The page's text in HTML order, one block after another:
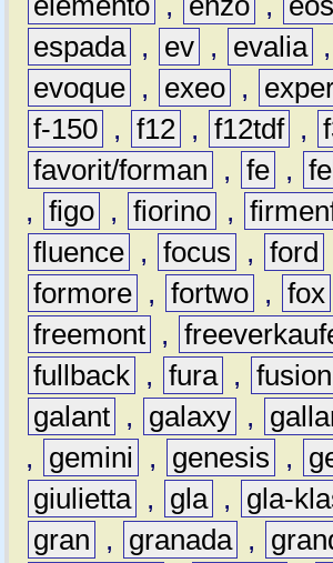
espada , ev , evalia ,
evoque , exeo ,
f-150 , f12 , f12tdf ,
favorit/forman
, fe ,
, figo , fiorino ,
fluence , focus , ford
formore , fortwo , fox
freemont ,
fullback , fura , fusion
galant , galaxy ,
,
gemini , genesis ,
giulietta , gla , gla-
gran
, granada ,